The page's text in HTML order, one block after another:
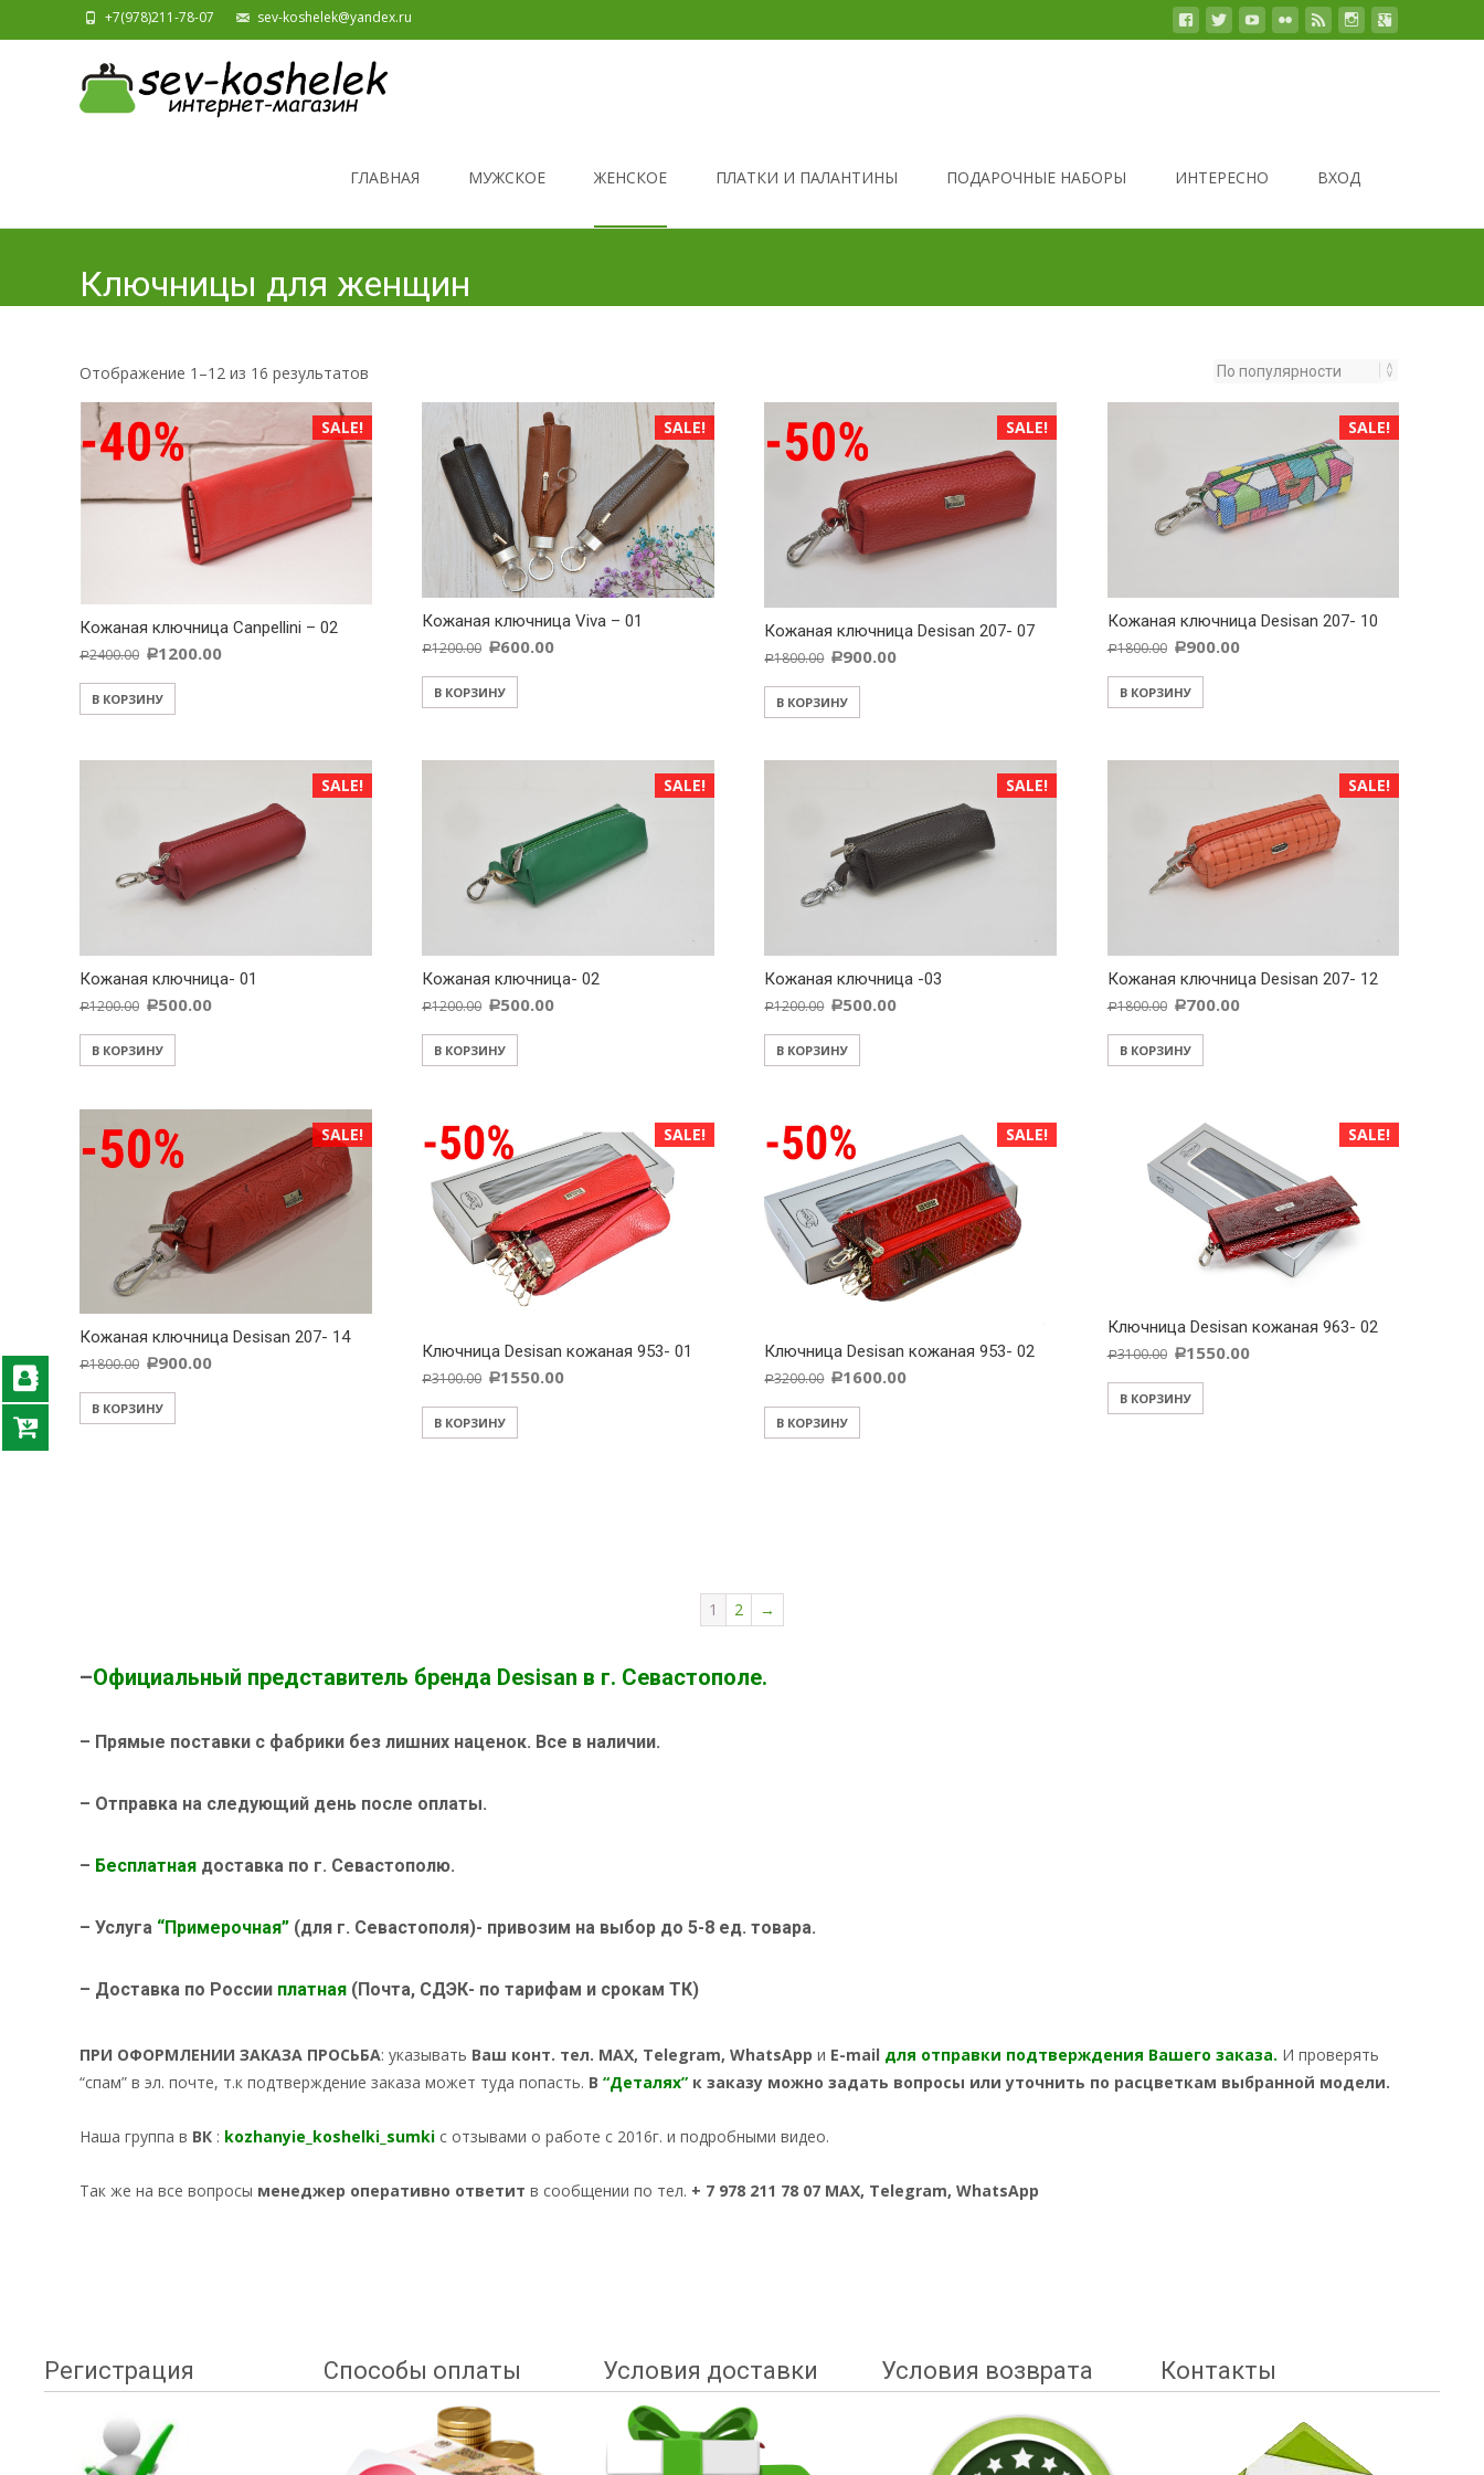
+7(978)211-78-07 sev-koshelek@yandex.ru
ГЛАВНАЯ
МУЖСКОЕ ЖЕНСКОЕ ПЛАТКИ И ПАЛАНТИНЫ ПОДАРОЧНЫЕ НАБОРЫ ИНТЕРЕСНО ВХОД
Ключницы для женщин
Отображение 1–12 из 16 результатов
SALE!
Кожаная ключница Canpellini – 02
Р2400.00 Р1200.00
В КОРЗИНУ
SALE!
Кожаная ключница Viva – 01
Р1200.00 Р600.00
В КОРЗИНУ
SALE!
Кожаная ключница Desisan 207- 07
Р1800.00 Р900.00
В КОРЗИНУ
SALE!
Кожаная ключница Desisan 207- 10
Р1800.00 Р900.00
В КОРЗИНУ
SALE!
Кожаная ключница- 01
Р1200.00 Р500.00
В КОРЗИНУ
SALE!
Кожаная ключница- 02
Р1200.00 Р500.00
В КОРЗИНУ
SALE!
Кожаная ключница -03
Р1200.00 Р500.00
В КОРЗИНУ
SALE!
Кожаная ключница Desisan 207- 12
Р1800.00 Р700.00
В КОРЗИНУ
SALE!
Кожаная ключница Desisan 207- 14
Р1800.00 Р900.00
В КОРЗИНУ
SALE!
Ключница Desisan кожаная 953- 01
Р3100.00 Р1550.00
В КОРЗИНУ
SALE!
Ключница Desisan кожаная 953- 02
Р3200.00 Р1600.00
В КОРЗИНУ
SALE!
Ключница Desisan кожаная 963- 02
Р3100.00 Р1550.00
В КОРЗИНУ
1 2 →
–Официальный представитель бренда Desisan в г. Севастополе.
– Прямые поставки с фабрики без лишних наценок. Все в наличии.
– Отправка на следующий день после оплаты.
– Бесплатная доставка по г. Севастополю.
– Услуга “Примерочная” (для г. Севастополя)- привозим на выбор до 5-8 ед. товара.
– Доставка по России платная (Почта, СДЭК- по тарифам и срокам ТК)
ПРИ ОФОРМЛЕНИИ ЗАКАЗА ПРОСЬБА: указывать Ваш конт. тел. MAX, Telegram, WhatsApp и E-mail для отправки подтверждения Вашего заказа. И проверять
“спам” в эл. почте, т.к подтверждение заказа может туда попасть. В “Деталях” к заказу можно задать вопросы или уточнить по расцветкам выбранной модели.
Наша группа в ВК : kozhanyie_koshelki_sumki с отзывами о работе с 2016г. и подробными видео.
Так же на все вопросы менеджер оперативно ответит в сообщении по тел. + 7 978 211 78 07 MAX, Telegram, WhatsApp
Регистрация Способы оплаты Условия доставки Условия возврата Контакты